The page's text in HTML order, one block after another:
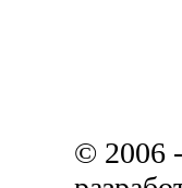
© 2006